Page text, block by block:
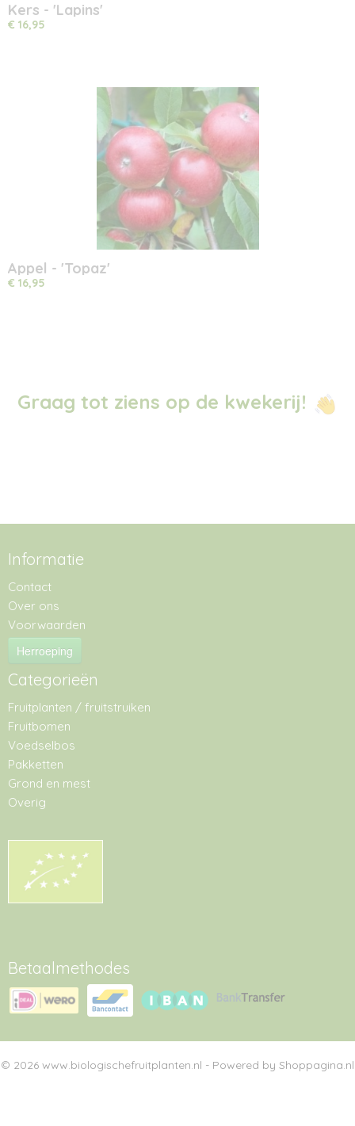
Kers - 'Lapins'
€ 16,95
Appel - 'Topaz'
€ 16,95
Graag tot ziens op de kwekerij!
Informatie
Contact
Over ons
Voorwaarden
Herroeping
Categorieën
Fruitplanten / fruitstruiken
Fruitbomen
Voedselbos
Pakketten
Grond en mest
Overig
Betaalmethodes
© 2026 www.biologischefruitplanten.nl - Powered by Shoppagina.nl